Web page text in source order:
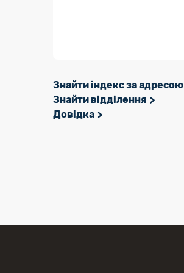
Знайти індекс за адресою
Знайти відділення
Довідка